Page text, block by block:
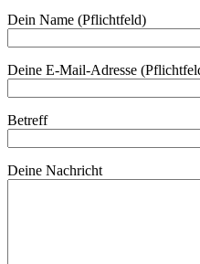
Dein Name (Pflichtfeld)
Deine E-Mail-Adresse
Betreff
Deine Nachricht